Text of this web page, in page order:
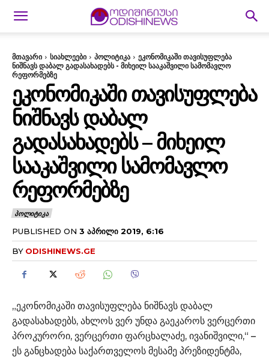
მთავარი სიახლეები პოლიტიკა
ეკონომიკაში თავისუფლება
ნიშნავს დაბალ გადასახადებს - მიხეილ სააკაშვილი სამომავლო
რეფორმებზე
ᲔᲙᲝᲜᲝᲛᲘᲙᲐᲨᲘ ᲗᲐᲕᲘᲡᲣᲤᲚᲔᲑᲐ
ᲜᲘᲨᲜᲐᲕᲡ ᲓᲐᲑᲐᲚ
ᲒᲐᲓᲐᲡᲐᲮᲐᲓᲔᲑᲡ – ᲛᲘᲮᲔᲘᲚ
ᲡᲐᲐᲙᲐᲨᲕᲘᲚᲘ ᲡᲐᲛᲝᲛᲐᲕᲚᲝ
ᲠᲔᲤᲝᲠᲛᲔᲑᲖᲔ
ᲞᲝᲚᲘᲢᲘᲙᲐ
PUBLISHED ON 3 ᲐᲞᲠᲘᲚᲘ 2019, 6:16
BY ODISHINEWS.GE
„ეკონომიკაში თავისუფლება ნიშნავს დაბალ
გადასახადებს, ახლოს ვერ უნდა გაეკაროს ვერცერთი
პროკურორი, ვერცერთი ფარცხალაძე, ივანიშვილი,“ –
ეს განცხადება საქართველოს მესამე პრეზიდენტმა,